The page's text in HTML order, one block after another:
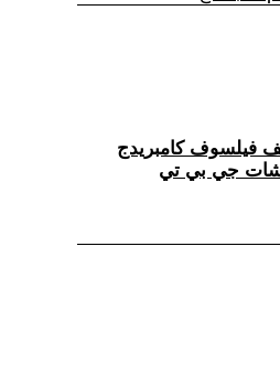
فيلسوف كامبريدج
شات جي بي تي